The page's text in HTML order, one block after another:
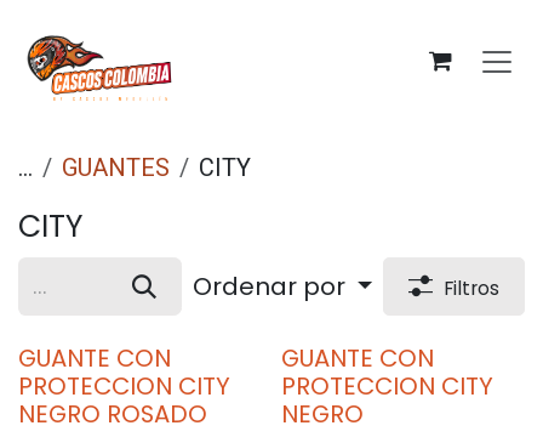
... GUANTES CITY
CITY
Ordenar por Filtros
GUANTE CON
PROTECCION CITY
NEGRO ROSADO
GUANTE CON
PROTECCION CITY
NEGRO